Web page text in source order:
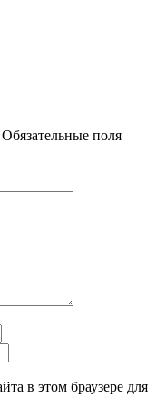
Обязательные поля
в этом браузере для